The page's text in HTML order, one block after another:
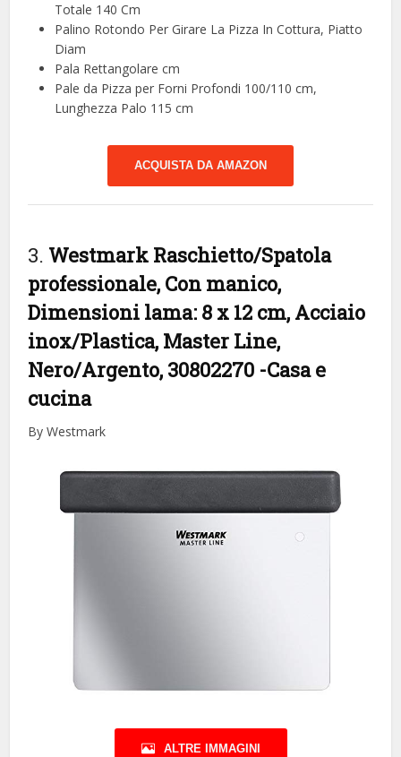
Totale 140 Cm
Palino Rotondo Per Girare La Pizza In Cottura, Piatto
Diam
Pala Rettangolare cm
Pale da Pizza per Forni Profondi 100/110 cm,
Lunghezza Palo 115 cm
ACQUISTA DA AMAZON
3. Westmark Raschietto/Spatola
professionale, Con manico,
Dimensioni lama: 8 x 12 cm, Acciaio
inox/Plastica, Master Line,
Nero/Argento, 30802270 -Casa e
cucina
By Westmark
ALTRE IMMAGINI